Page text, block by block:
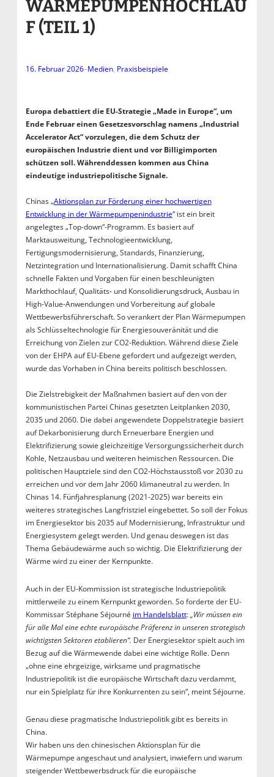
WÄRMEPUMPENHOCHLAU
F (TEIL 1)
16. Februar 2026–Medien, Praxisbeispiele
Europa debattiert die EU-Strategie „Made in Europe“, um
Ende Februar einen Gesetzesvorschlag namens „Industrial
Accelerator Act“ vorzulegen, die dem Schutz der
europäischen Industrie dient und vor Billigimporten
schützen soll. Währenddessen kommen aus China
eindeutige industriepolitische Signale.
Chinas „Aktionsplan zur Förderung einer hochwertigen
Entwicklung in der Wärmepumpenindustrie“ ist ein breit
angelegtes „Top-down“-Programm. Es basiert auf
Marktausweitung, Technologieentwicklung,
Fertigungsmodernisierung, Standards, Finanzierung,
Netzintegration und Internationalisierung. Damit schafft China
schnelle Fakten und Vorgaben für einen beschleunigten
Markthochlauf, Qualitäts- und Konsolidierungsdruck, Ausbau in
High-Value-Anwendungen und Vorbereitung auf globale
Wettbewerbsführerschaft. So verankert der Plan Wärmepumpen
als Schlüsseltechnologie für Energiesouveränität und die
Erreichung von Zielen zur CO2-Reduktion. Während diese Ziele
von der EHPA auf EU-Ebene gefordert und aufgezeigt werden,
wurde das Vorhaben in China bereits politisch beschlossen.
Die Zielstrebigkeit der Maßnahmen basiert auf den von der
kommunistischen Partei Chinas gesetzten Leitplanken 2030,
2035 und 2060. Die dabei angewendete Doppelstrategie basiert
auf Dekarbonisierung durch Erneuerbare Energien und
Elektrifizierung sowie gleichzeitige Versorgungssicherheit durch
Kohle, Netzausbau und weiteren heimischen Ressourcen. Die
politischen Hauptziele sind den CO2-Höchstausstoß vor 2030 zu
erreichen und vor dem Jahr 2060 klimaneutral zu werden. In
Chinas 14. Fünfjahresplanung (2021-2025) war bereits ein
weiteres strategisches Langfristziel eingebettet. So soll der Fokus
im Energiesektor bis 2035 auf Modernisierung, Infrastruktur und
Energiesystem gelegt werden. Und genau deswegen ist das
Thema Gebäudewärme auch so wichtig. Die Elektrifizierung der
Wärme wird zu einer der Kernpunkte.
Auch in der EU-Kommission ist strategische Industriepolitik
mittlerweile zu einem Kernpunkt geworden. So forderte der EU-
Kommissar Stéphane Séjourné im Handelsblatt:„Wir müssen ein
für alle Mal eine echte europäische Präferenz in unseren strategisch
wichtigsten Sektoren etablieren“. Der Energiesektor spielt auch im
Bezug auf die Wärmewende dabei eine wichtige Rolle. Denn
„ohne eine ehrgeizige, wirksame und pragmatische
Industriepolitik ist die europäische Wirtschaft dazu verdammt,
nur ein Spielplatz für ihre Konkurrenten zu sein“, meint Séjourne.
Genau diese pragmatische Industriepolitik gibt es bereits in
China.
Wir haben uns den chinesischen Aktionsplan für die
Wärmepumpe angeschaut und analysiert, inwiefern und warum
steigender Wettbewerbsdruck für die europäische